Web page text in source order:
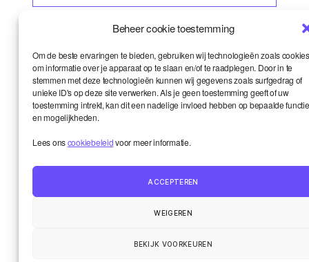
Beheer cookie toestemming
Om de beste ervaringen te bieden, gebruiken wij technologieën zoals cookies
om informatie over je apparaat op te slaan en/of te raadplegen. Door in te
stemmen met deze technologieën kunnen wij gegevens zoals surfgedrag of
unieke ID's op deze site verwerken. Als je geen toestemming geeft of uw
toestemming intrekt, kan dit een nadelige invloed hebben op bepaalde
en mogelijkheden.
Lees onscookiebeleidvoor meer informatie.
ACCEPTEREN
WEIGEREN
BEKIJK VOORKEUREN
Website